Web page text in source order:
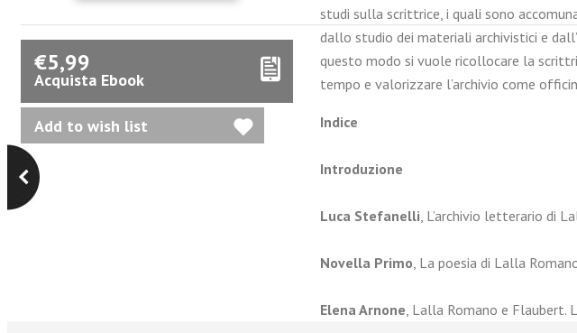
€5,99
Acquista Ebook
studi sulla scrittrice, i quali sono
dallo studio dei materiali archivistici e
questo modo si vuole ricollocare la
tempo e valorizzare l’archivio come
Indice
Introduzione
Luca Stefanelli , L’archivio letterario di
Novella Primo , La poesia di Lalla
Elena Arnone , Lalla Romano e Flaubert.